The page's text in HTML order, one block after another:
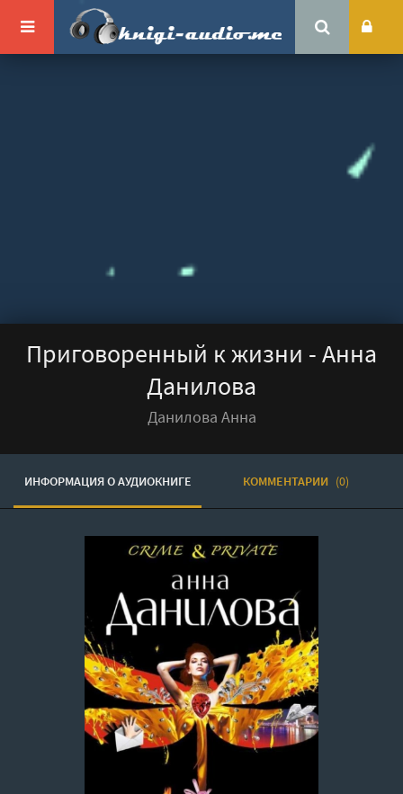
Приговоренный к жизни - Анна
Данилова
Данилова Анна
ИНФОРМАЦИЯ О АУДИОКНИГЕ КОММЕНТАРИИ (0)